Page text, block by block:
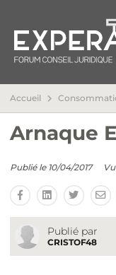
Accueil
Arnaque
Publié le 10/04/2017
Publié par
CRISTOF48